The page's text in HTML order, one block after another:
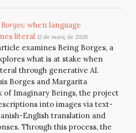
: when language
literal 12 de març de 2026
examines Being Borges, a
what is at stake when
through generative AI.
Borges and Margarita
of Imaginary Beings, the project
into images via text-
English translation and
Through this process, the